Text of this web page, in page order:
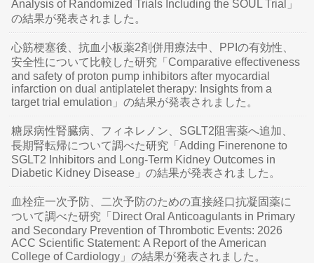
Analysis of Randomized Trials Including the SOUL Trial」
の結果が発表されました。
心筋梗塞後、抗血小板薬2剤併用療法中、PPIの有効性、
安全性について比較した研究「Comparative effectiveness
and safety of proton pump inhibitors after myocardial
infarction on dual antiplatelet therapy: Insights from a
target trial emulation」の結果が発表されました。
糖尿病性腎臓病、フィネレノン、SGLT2阻害薬へ追加、
長期腎転帰について調べた研究「Adding Finerenone to
SGLT2 Inhibitors and Long-Term Kidney Outcomes in
Diabetic Kidney Disease」の結果が発表されました。
血栓症一次予防、二次予防のための直接経口抗凝固薬に
ついて調べた研究「Direct Oral Anticoagulants in Primary
and Secondary Prevention of Thrombotic Events: 2026
ACC Scientific Statement: A Report of the American
College of Cardiology」の結果が発表されました。